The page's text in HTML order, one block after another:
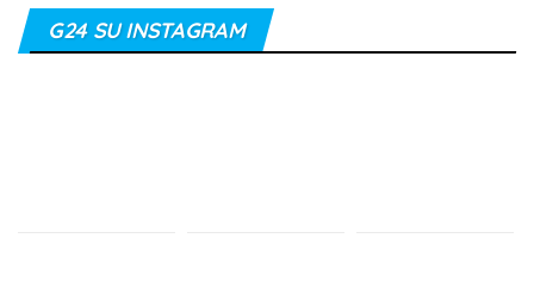
G24 SU INSTAGRAM